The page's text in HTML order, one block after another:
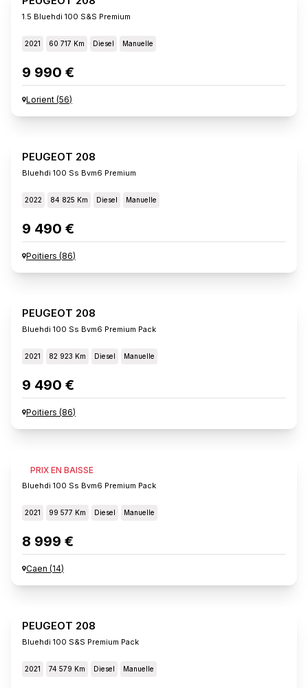
1.5 Bluehdi 100 S&s Premium
2021 60 717 Km Diesel Manuelle
9 990 €
Lorient (56)
PEUGEOT 208
Bluehdi 100 Ss Bvm6 Premium
2022 84 825 Km Diesel Manuelle
9 490 €
Poitiers (86)
PEUGEOT 208
Bluehdi 100 Ss Bvm6 Premium Pack
2021 82 923 Km Diesel Manuelle
9 490 €
Poitiers (86)
PRIX EN BAISSE
PEUGEOT 208
Bluehdi 100 Ss Bvm6 Premium Pack
2021 99 577 Km Diesel Manuelle
8 999 €
Caen (14)
PEUGEOT 208
Bluehdi 100 S&s Premium Pack
2021 74 579 Km Diesel Manuelle